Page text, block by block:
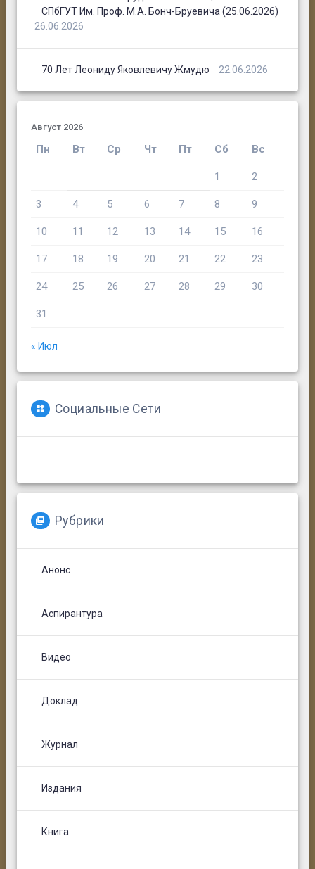
Федотова А.А.
Юсупова Т.Ю.
Конашев М.Б.
СПбГУТ Им. Проф. М.А. Бонч-Бруевича (25.06.2026)
26.06.2026
70 Лет Леониду Яковлевичу Жмудю 22.06.2026
Август 2026
Пн Вт Ср Чт Пт Сб Вс
1 2
3 4 5 6 7 8 9
10 11 12 13 14 15 16
17 18 19 20 21 22 23
24 25 26 27 28 29 30
31
« Июл
Социальные Сети
Рубрики
Анонс
Аспирантура
Видео
Доклад
Журнал
Издания
Книга